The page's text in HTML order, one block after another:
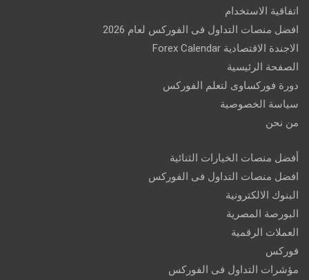
اتفاقية الاستخدام
افضل منصات التداول فى الفوركس لعام 2026
الاجندة الاقتصادية Forex Calendar
الصفحة الرئيسية
دورة فوركساوى لتعلم الفوركس
سياسة الخصوصية
من نحن
أفضل منصات الخيارات الثنائية
افضل منصات التداول فى الفوركس
البنوك الالكترونية
البورصة المصرية
العملات الرقمية
فوركس
مؤشرات التداول فى الفوركس